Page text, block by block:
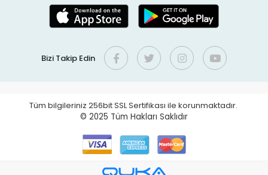
Bizi Takip Edin
Tüm bilgileriniz 256bit SSL Sertifikası ile korunmaktadır.
© 2025 Tüm Hakları Saklıdır